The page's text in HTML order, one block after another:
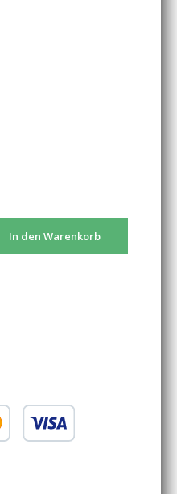
In den Warenkorb